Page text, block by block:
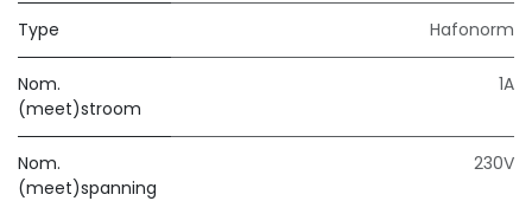
Type Hafonorm
Nom.
(meet)stroom
1A
Nom.
(meet)spanning
230V